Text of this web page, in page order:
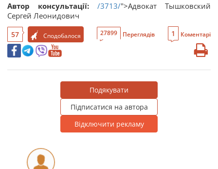
Автор консультації: /3713/">Адвокат Тышковский
Сергей Леонидович
57 Сподобалося 27899 Переглядів 1 Коментарі
Подякувати
Підписатися на автора
Відключити рекламу